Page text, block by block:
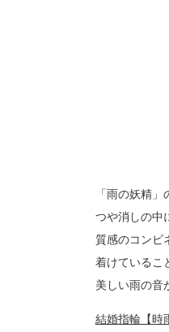
「雨の妖精
つや消しの中
質感のコンビ
着けているこ
美しい雨の音
結婚指輪【時